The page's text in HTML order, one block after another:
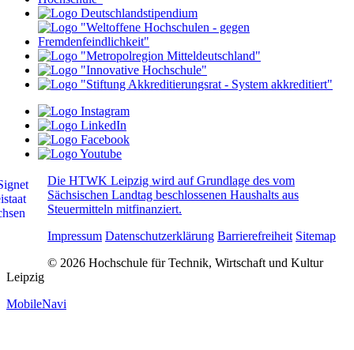
Die HTWK Leipzig wird auf Grundlage des vom
Sächsischen Landtag beschlossenen Haushalts aus
Steuermitteln mitfinanziert.
Impressum Datenschutzerklärung Barrierefreiheit Sitemap
© 2026 Hochschule für Technik, Wirtschaft und Kultur
Leipzig
MobileNavi